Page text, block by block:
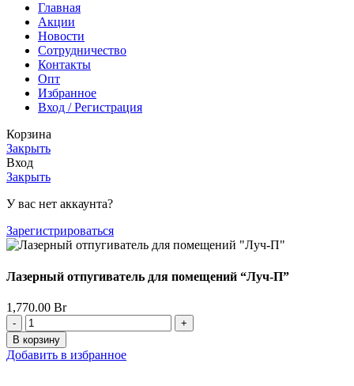
Главная
Акции
Новости
Сотрудничество
Контакты
Опт
Избранное
Вход / Регистрация
Корзина
Закрыть
Вход
Закрыть
У вас нет аккаунта?
Зарегистрироваться
Лазерный отпугиватель для помещений “Луч-П”
1,770.00 Br
Количество
товара
Лазерный
отпугиватель
В корзину
Добавить в избранное